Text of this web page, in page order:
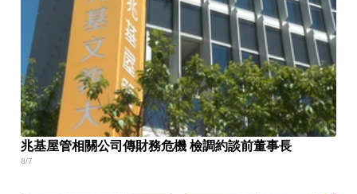
兆基屋管相關公司傳財務危機 檢調約談前董事長
8/7